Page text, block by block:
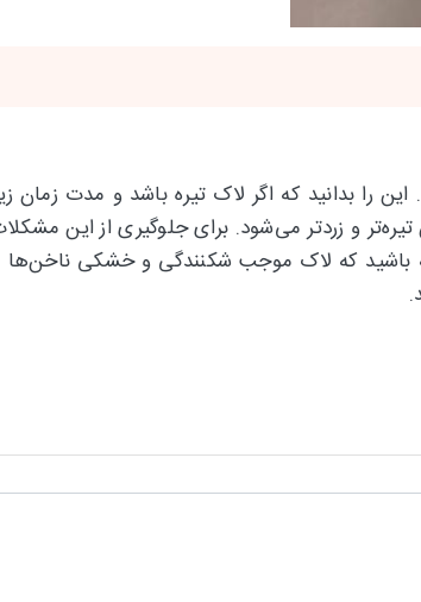
را بدانید که اگر لاک تیره باشد و مدت زمان
و زردتر می‌شود. برای جلوگیری از این
باشید که لاک موجب شکنندگی و خشکی ناخن‌ها